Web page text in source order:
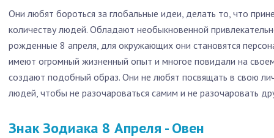
Они любят бороться за глобальные идеи, делать то, что
количеству людей. Обладают необыкновенной
рожденные 8 апреля, для окружающих они становятся
имеют огромный жизненный опыт и многое повидали на
создают подобный образ. Они не любят посвящать в свою
людей, чтобы не разочароваться самим и не разочаровать
Знак Зодиака 8 Апреля - Овен